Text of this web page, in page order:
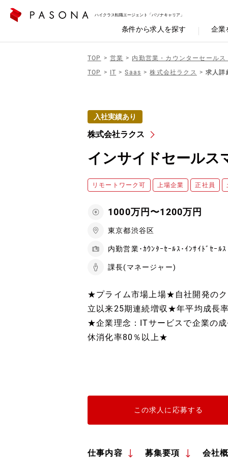
ハイクラス転職エージェント「パソナキャリア」
条件から求人を探す 企業
TOP 営業
内勤営業・カウンターセール
TOP
IT Saas 株式会社ラクス 求人詳
入社実績あり
株式会社ラクス
インサイドセールス
リモートワーク可 上場企業 正社員
1000万円〜1200万円
東京都渋谷区
内勤営業･ｶｳﾝﾀｰｾｰﾙｽ･ｲﾝｻｲﾄﾞｾｰﾙ
課長(マネージャー)
★プライム市場上場★自社開発の
立以来25期連続増収★年平均成長
★企業理念：ITサービスで企業の
休消化率80％以上★
この求人に応募する
仕事内容 募集要項 会社